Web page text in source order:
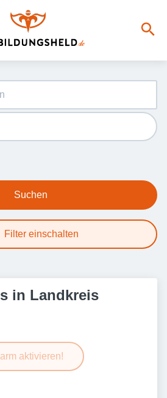
Suchen
Filter einschalten
in Landkreis
aktivieren!